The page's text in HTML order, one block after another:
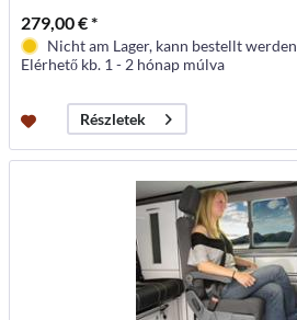
279,00 € *
Nicht am Lager, kann bestellt werden
Elérhető kb. 1 - 2 hónap múlva
Részletek